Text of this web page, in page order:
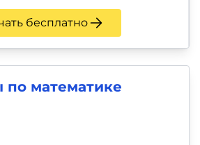
бесплатно
по математике